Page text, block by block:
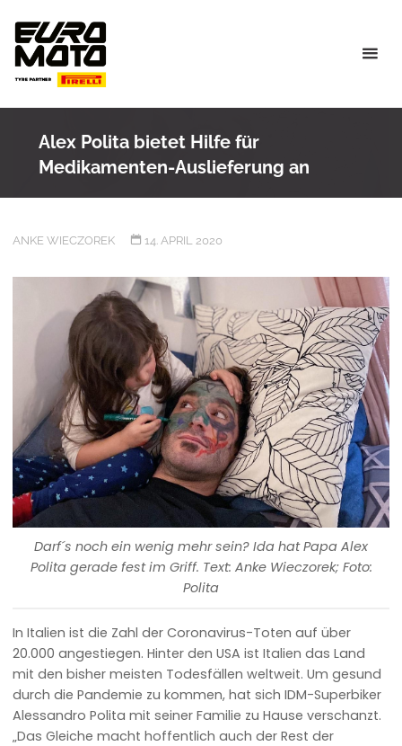
content
Alex Polita bietet Hilfe für
Medikamenten-Auslieferung an
ANKE WIECZOREK 14. APRIL 2020
Darf´s noch ein wenig mehr sein? Ida hat Papa Alex
Polita gerade fest im Griff. Text: Anke Wieczorek; Foto:
Polita
In Italien ist die Zahl der Coronavirus-Toten auf über
20.000 angestiegen. Hinter den USA ist Italien das Land
mit den bisher meisten Todesfällen weltweit. Um gesund
durch die Pandemie zu kommen, hat sich IDM-Superbiker
Alessandro Polita mit seiner Familie zu Hause verschanzt.
„Das Gleiche macht hoffentlich auch der Rest der